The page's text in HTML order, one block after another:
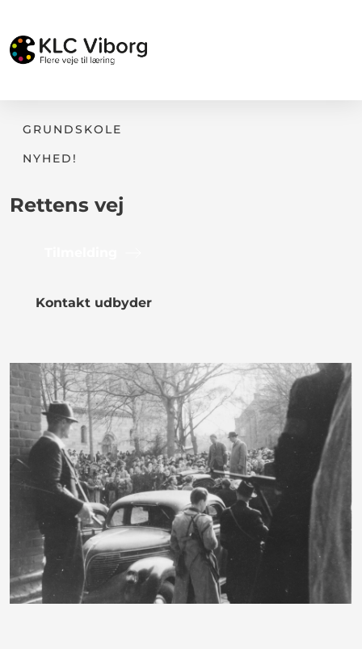
GRUNDSKOLE
NYHED!
Rettens vej
Kontakt udbyder